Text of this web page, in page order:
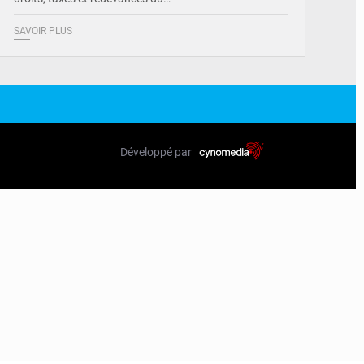
SAVOIR PLUS
Développé par